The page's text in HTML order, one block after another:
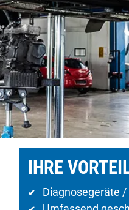
IHRE
✔ Diagnosegeräte